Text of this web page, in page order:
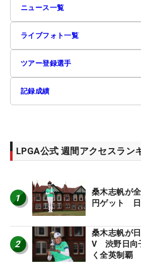
ニュース一覧
ライブフォト一覧
ツアー登録選手
記録成績
LPGA公式 週間アクセスラン
1
桑木志帆が
円ゲット 日
2
桑木志帆が
V 渋野日向
く全英制覇